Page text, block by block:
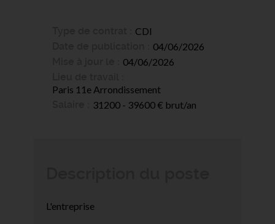
CDI
04/06/2026
04/06/2026
Paris 11e Arrondissement
31200 - 39600 € brut/an
L'entreprise